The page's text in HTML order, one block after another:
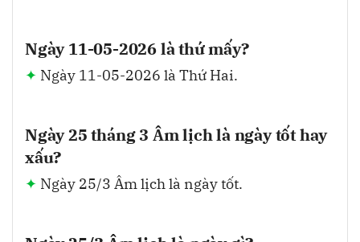
Ngày 11-05-2026 là thứ mấy?
Ngày 11-05-2026 là Thứ Hai.
Ngày 25 tháng 3 Âm lịch là ngày tốt hay
xấu?
Ngày 25/3 Âm lịch là ngày tốt.